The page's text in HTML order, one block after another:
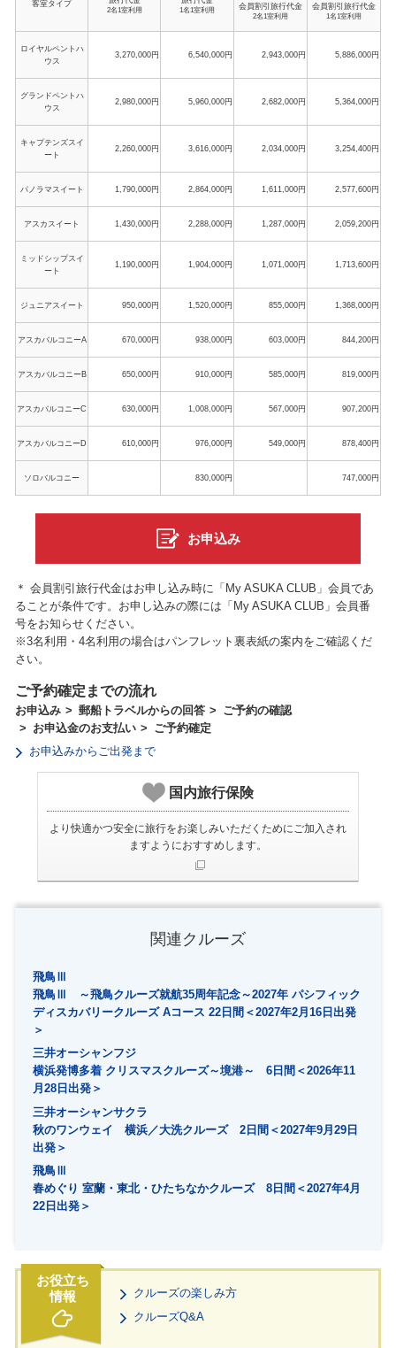
客室タイプ
2名1室利用 1名1室利用 会員割引旅行代金
2名1室利用
会員割引旅行代金
1名1室利用
ロイヤルペントハ
ウス
3,270,000円 6,540,000円 2,943,000円 5,886,000円
グランドペントハ
ウス
2,980,000円 5,960,000円 2,682,000円 5,364,000円
キャプテンズスイ
ート
2,260,000円 3,616,000円 2,034,000円 3,254,400円
パノラマスイート 1,790,000円 2,864,000円 1,611,000円 2,577,600円
アスカスイート 1,430,000円 2,288,000円 1,287,000円 2,059,200円
ミッドシップスイ
ート
1,190,000円 1,904,000円 1,071,000円 1,713,600円
ジュニアスイート 950,000円 1,520,000円 855,000円 1,368,000円
アスカバルコニーA 670,000円 938,000円 603,000円 844,200円
アスカバルコニーB 650,000円 910,000円 585,000円 819,000円
アスカバルコニーC 630,000円 1,008,000円 567,000円 907,200円
アスカバルコニーD 610,000円 976,000円 549,000円 878,400円
ソロバルコニー 830,000円 747,000円
お申込み
＊ 会員割引旅行代金はお申し込み時に「My ASUKA CLUB」会員であ
ることが条件です。お申し込みの際には「My ASUKA CLUB」会員番
号をお知らせください。
※3名利用・4名利用の場合はパンフレット裏表紙の案内をご確認くだ
さい。
ご予約確定までの流れ
お申込み 郵船トラベルからの回答
ご予約の確認
お申込金のお支払い
ご予約確定
お申込みからご出発まで
国内旅行保険
より快適かつ安全に旅行をお楽しみいただくためにご加入され
ますようにおすすめします。
関連クルーズ
飛鳥Ⅲ
飛鳥Ⅲ ～飛鳥クルーズ就航35周年記念～2027年 パシフィック
ディスカバリークルーズ Aコース 22日間＜2027年2月16日出発
＞
三井オーシャンフジ
横浜発博多着 クリスマスクルーズ～境港～ 6日間＜2026年11
月28日出発＞
三井オーシャンサクラ
秋のワンウェイ 横浜／大洗クルーズ 2日間＜2027年9月29日
出発＞
飛鳥Ⅲ
春めぐり 室蘭・東北・ひたちなかクルーズ 8日間＜2027年4月
22日出発＞
クルーズの楽しみ方
クルーズQ&A